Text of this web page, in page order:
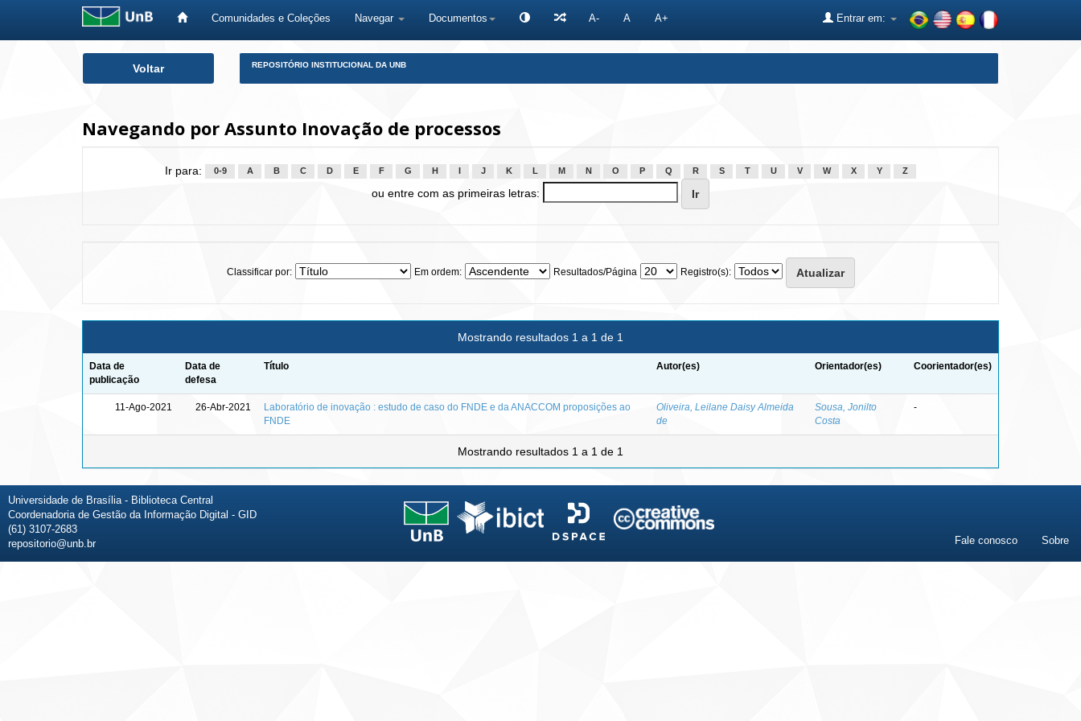
Comunidades e Coleções Navegar Documentos A- A A+ Entrar em:
Voltar REPOSITÓRIO INSTITUCIONAL DA UNB
Navegando por Assunto Inovação de processos
Ir para: 0-9 A B C D E F G H J K L M N O P Q R S T U V W X Y Z
ou entre com as primeiras letras:
Classificar por: Em ordem: Resultados/Página Registro(s):
Mostrando resultados 1 a 1 de 1
Data de
publicação
Data de
defesa
Título Autor(es) Orientador(es) Coorientador(es)
11-Ago-2021 26-Abr-2021
Laboratório de inovação : estudo de caso do FNDE e da ANACCOM proposições ao
FNDE
Oliveira, Leilane Daisy Almeida
de
Sousa, Jonilto
Costa
-
Mostrando resultados 1 a 1 de 1
Universidade de Brasília - Biblioteca Central
Coordenadoria de Gestão da Informação Digital - GID
(61) 3107-2683
repositorio@unb.br
Fale conosco Sobre